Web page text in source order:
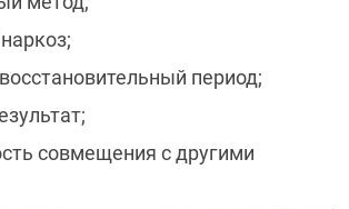
период;
совмещения с другими